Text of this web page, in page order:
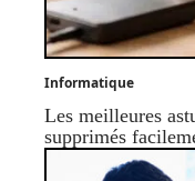
Informatique
Les meilleures
supprimés